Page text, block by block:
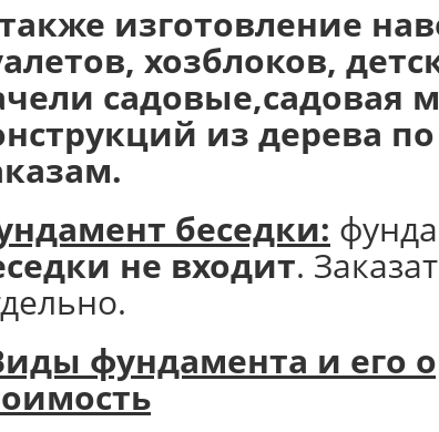
изготовление
хозблоков,
садовые,садовая
из дерева
беседки:
не входит.
фундамента и его